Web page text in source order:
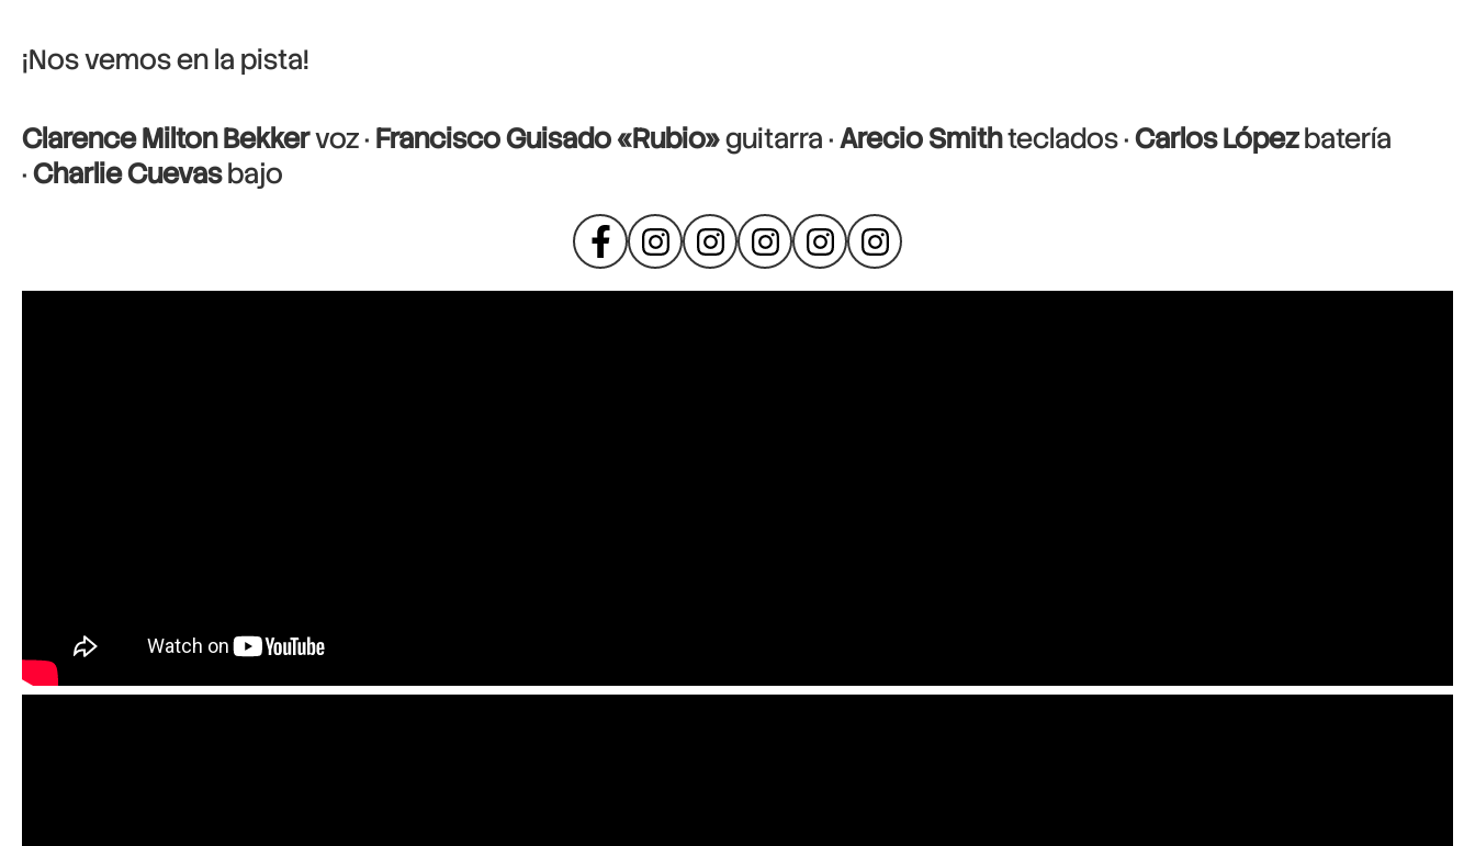
¡Nos vemos en la pista!
Clarence Milton Bekkervoz · Francisco Guisado «Rubio»guitarra ·Arecio Smithteclados ·Carlos Lópezbatería
·Charlie Cuevasbajo